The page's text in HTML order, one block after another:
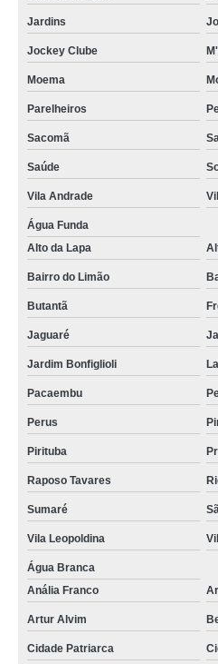
Jardins
Jockey Clube
Moema
Parelheiros
Sacomã
Saúde
Vila Andrade
Água Funda
Alto da Lapa
Bairro do Limão
Butantã
Jaguaré
Jardim Bonfiglioli
Pacaembu
Perus
Pirituba
Raposo Tavares
Sumaré
Vila Leopoldina
Água Branca
Anália Franco
Artur Alvim
Cidade Patriarca